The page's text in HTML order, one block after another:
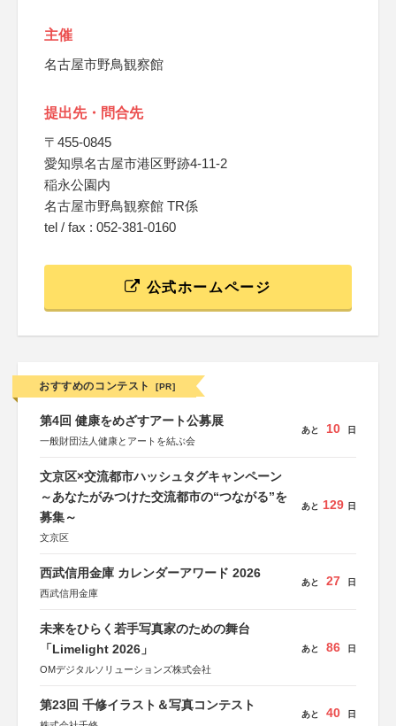
主催
名古屋市野鳥観察館
提出先・問合先
〒455-0845
愛知県名古屋市港区野跡4-11-2
稲永公園内
名古屋市野鳥観察館 TR係
tel / fax : 052-381-0160
公式ホームページ
おすすめのコンテスト [PR]
第4回 健康をめざすアート公募展
一般財団法人健康とアートを結ぶ会
あと 10 日
文京区×交流都市ハッシュタグキャンペーン
～あなたがみつけた交流都市の“つながる”を
募集～
文京区
あと 129 日
西武信用金庫 カレンダーアワード 2026
西武信用金庫
あと 27 日
未来をひらく若手写真家のための舞台
「Limelight 2026」
OMデジタルソリューションズ株式会社
あと 86 日
第23回 千修イラスト＆写真コンテスト
あと 40 日